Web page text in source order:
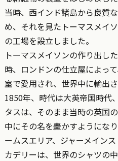
当時、西インド諸島から良質
め、それを見たトーマスメイ
の工場を設立しました。
トーマスメイソンの作り出し
時、ロンドンの仕立屋によっ
室で愛用され、世界中に輸出
1850年、時代は大英帝国時代
タスは、そのまま当時の英国
中にその名を轟かすようにな
ームスエリア、ジャーメイン
カデリーは、世界のシャツの